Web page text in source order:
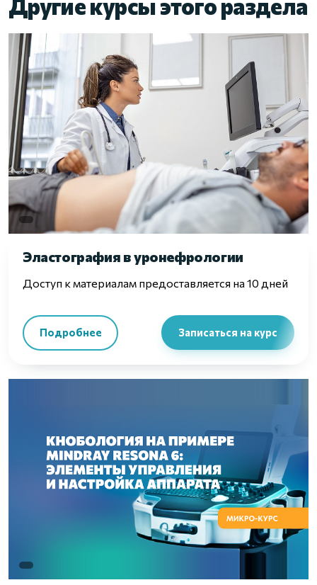
Другие курсы этого раздела
Эластография в уронефрологии
Доступ к материалам предоставляется на 10 дней
Подробнее Записаться на курс